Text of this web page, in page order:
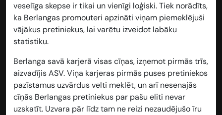
veselīga skepse ir tikai un vienīgi loģiski. Tiek norādīts,
ka Berlangas promouteri apzināti viņam piemeklējuši
vājākus pretiniekus, lai varētu izveidot labāku
statistiku.
Berlanga savā karjerā visas cīņas, izņemot pirmās trīs,
aizvadījis ASV. Viņa karjeras pirmās puses pretiniekos
pazīstamus uzvārdus velti meklēt, un arī nesenajās
cīņās Berlangas pretiniekus par pašu eliti nevar
uzskatīt. Uzvara pār līdz tam ne reizi nezaudējušo īru